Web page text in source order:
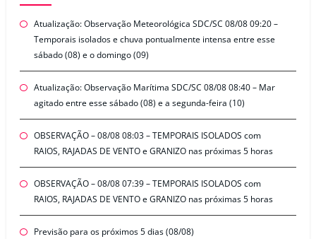
Atualização: Observação Meteorológica SDC/SC 08/08 09:20 –
Temporais isolados e chuva pontualmente intensa entre esse
sábado (08) e o domingo (09)
Atualização: Observação Marítima SDC/SC 08/08 08:40 – Mar
agitado entre esse sábado (08) e a segunda-feira (10)
OBSERVAÇÃO – 08/08 08:03 – TEMPORAIS ISOLADOS com
RAIOS, RAJADAS DE VENTO e GRANIZO nas próximas 5 horas
OBSERVAÇÃO – 08/08 07:39 – TEMPORAIS ISOLADOS com
RAIOS, RAJADAS DE VENTO e GRANIZO nas próximas 5 horas
Previsão para os próximos 5 dias (08/08)